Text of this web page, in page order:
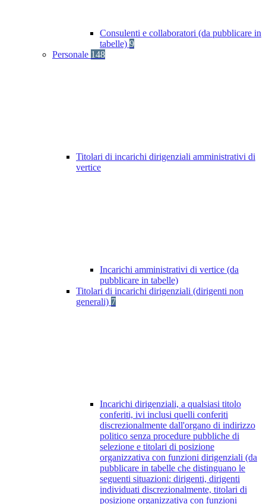
Consulenti e collaboratori (da pubblicare in
tabelle) 9
Personale 148
Titolari di incarichi dirigenziali amministrativi di
vertice
Incarichi amministrativi di vertice (da
pubblicare in tabelle)
Titolari di incarichi dirigenziali (dirigenti non
generali) 7
Incarichi dirigenziali, a qualsiasi titolo
conferiti, ivi inclusi quelli conferiti
discrezionalmente dall'organo di indirizzo
politico senza procedure pubbliche di
selezione e titolari di posizione
organizzativa con funzioni dirigenziali (da
pubblicare in tabelle che distinguano le
seguenti situazioni: dirigenti, dirigenti
individuati discrezionalmente, titolari di
posizione organizzativa con funzioni